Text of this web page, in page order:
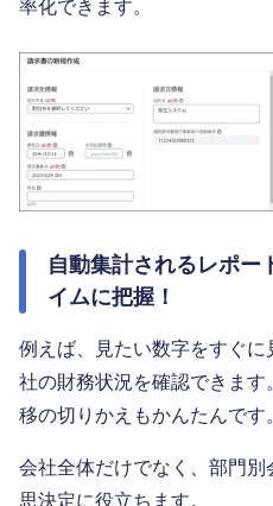
率化できます。
自動集計されるレポー
イムに把握！
例えば、見たい数字をすぐ
社の財務状況を確認できま
移の切りかえもかんたんです
会社全体だけでなく、部門
思決定に役立ちます。